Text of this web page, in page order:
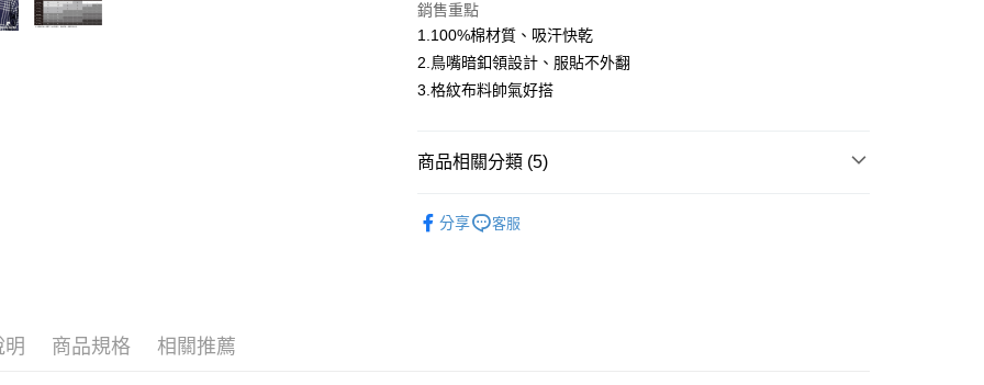
LINE Pay
Apple Pay
Google Pay
銷售重點
1.100%棉材質、吸汗快乾
2.鳥嘴暗釦領設計、服貼不外翻
3.格紋布料帥氣好搭
商品相關分類 (5)
分享 客服
明 商品規格 相關推薦